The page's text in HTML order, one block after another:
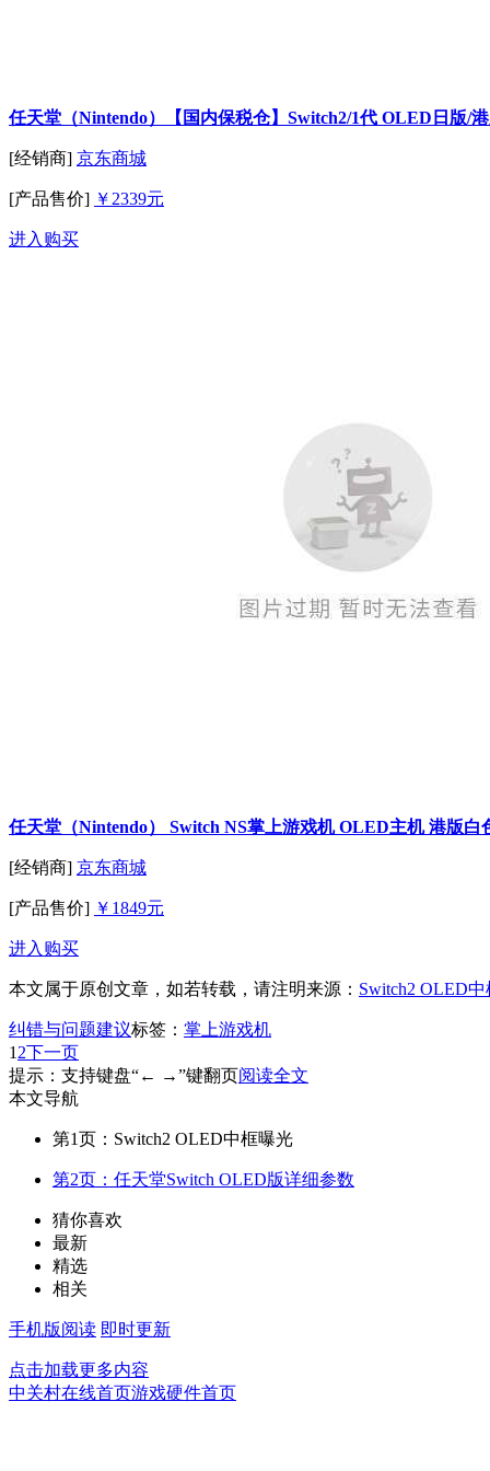
任天堂（Nintendo）【国内保税仓】Switch2/1代 OLED日版/
[经销商] 京东商城
[产品售价] ￥2339元
进入购买
任天堂（Nintendo） Switch NS掌上游戏机 OLED主机 港版白
[经销商] 京东商城
[产品售价] ￥1849元
进入购买
本文属于原创文章，如若转载，请注明来源： Switch2 OLED
纠错与问题建议标签： 掌上游戏机
1 2下一页
提示：支持键盘“← →”键翻页阅读全文
本文导航
第1页：Switch2 OLED中框曝光
第2页：任天堂Switch OLED版详细参数
猜你喜欢
最新
精选
相关
手机版阅读 即时更新
点击加载更多内容
中关村在线首页游戏硬件首页